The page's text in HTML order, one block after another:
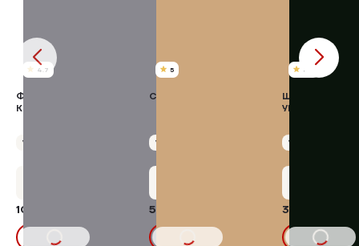
4.7
ФОРЕЛЬ ГОРЯЧЕГО
КОПЧЕНИЯ
Упаковка 500 г
1023,00 ₽
5
СЫР "СУЛУГУНИ"
Упаковка 460 г
584,23 ₽
4.9
ШИНКА В
УКРОПОМ
Упаковка 400 г
360,00 ₽
В КОРЗИНУ